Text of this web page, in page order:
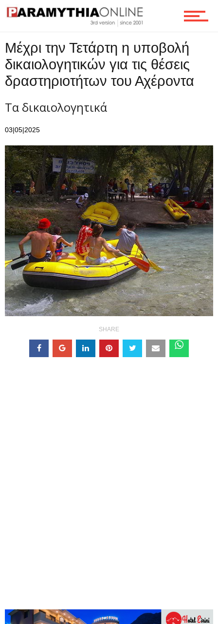
Μέχρι την Τετάρτη η υποβολή
δικαιολογητικών για τις θέσεις
δραστηριοτήτων του Αχέροντα
Τα δικαιολογητικά
03|05|2025
SHARE